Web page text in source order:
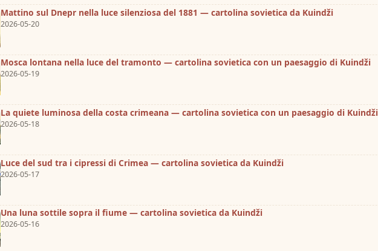
Mattino sul Dnepr nella luce silenziosa del 1881 — cartolina sovietica da Kuindži
2026-05-20
Mosca lontana nella luce del tramonto — cartolina sovietica con un paesaggio di Kuindži
2026-05-19
La quiete luminosa della costa crimeana — cartolina sovietica con un paesaggio di Kuindži
2026-05-18
Luce del sud tra i cipressi di Crimea — cartolina sovietica da Kuindži
2026-05-17
Una luna sottile sopra il fiume — cartolina sovietica da Kuindži
2026-05-16